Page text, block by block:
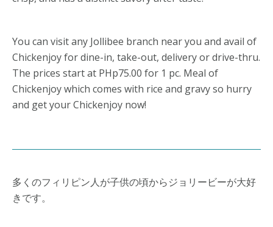
You can visit any Jollibee branch near you and avail of
Chickenjoy for dine-in, take-out, delivery or drive-thru.
The prices start at PHp75.00 for 1 pc. Meal of
Chickenjoy which comes with rice and gravy so hurry
and get your Chickenjoy now!
多くのフィリピン人が子供の頃からジョリービーが大好
きです。